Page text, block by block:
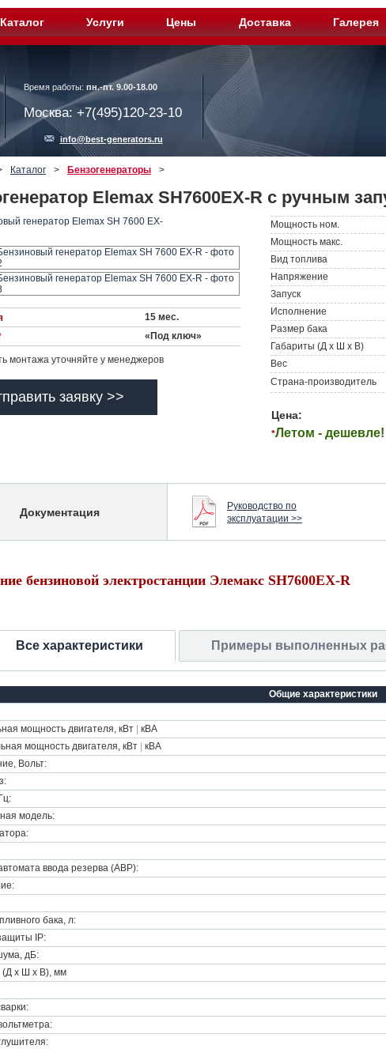
Каталог Услуги Цены Доставка Галерея
Время работы: пн.-пт. 9.00-18.00
Москва: +7(495)120-23-10
info@best-generators.ru
Каталог > Бензогенераторы >
Elemax SH7600EX-R с ручным
15 мес.
«Под ключ»
монтажа уточняйте у менеджеров
заявку >>
Мощность ном.
Мощность макс.
Вид топлива
Напряжение
Запуск
Исполнение
Размер бака
Габариты (Д х Ш х В)
Вес
Страна-производитель
Цена:
*Летом - дешевле!
Документация
Руководство по
эксплуатации >>
бензиновой электростанции Элемакс SH7600EX-R
Все характеристики Примеры выполненных
Общие характеристики
мощность двигателя, кВт
кВА
мощность двигателя, кВт
кВА
Вольт:
модель:
ввода резерва (АВР):
бака, л:
IP:
дБ:
(Д х Ш х В), мм